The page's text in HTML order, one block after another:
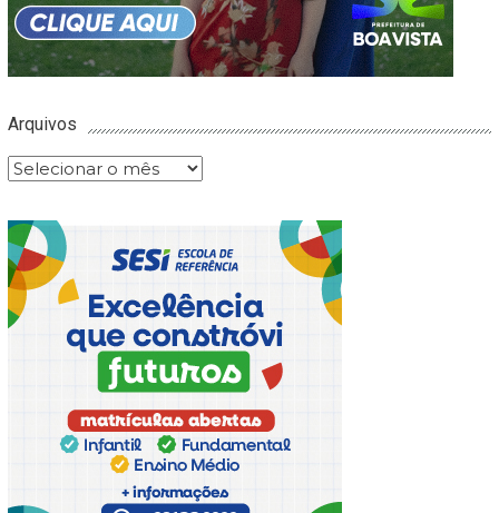
Arquivos
Arquivos